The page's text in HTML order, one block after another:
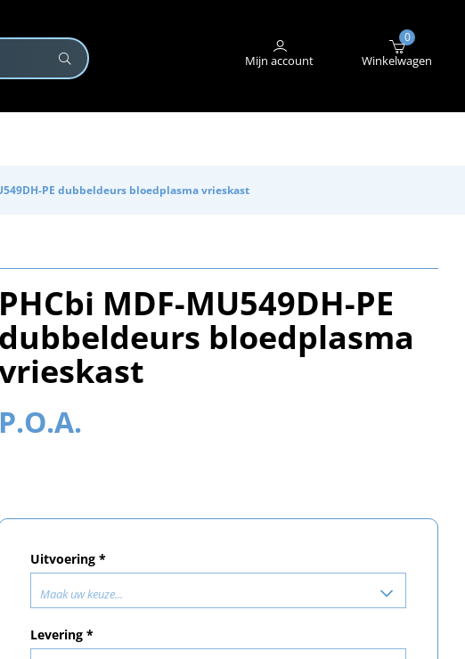
Mijn account
0
Winkelwagen
STORING MELDEN
PE dubbeldeurs bloedplasma vrieskast
PHCbi MDF-MU549DH-PE
dubbeldeurs bloedplasma
P.O.A.
Uitvoering *
Maak uw keuze...
Levering *